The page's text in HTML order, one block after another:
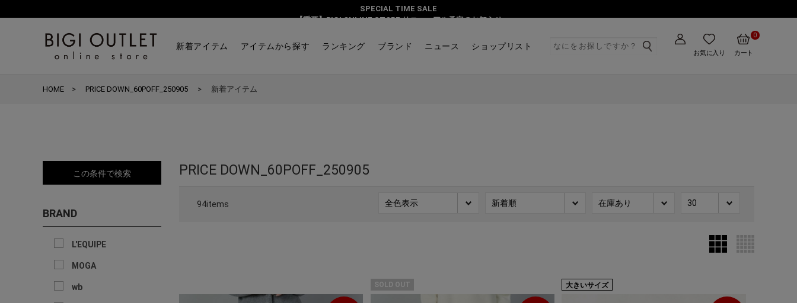
SPECIAL TIME SALE
【重要】BIGI ONLINE STORE リニューアル予定のお知らせ
新着アイテム アイテムから探す ランキング ブランド ニュース ショップリスト
お気に入り カート
0
HOME PRICE DOWN_60POFF_250905 新着アイテム
この条件で検索
BRAND
L'EQUIPE
MOGA
wb
PRICE DOWN_60POFF_250905
94items 全色表示 新着順 在庫あり 30
SOLD OUT 大きいサイズ